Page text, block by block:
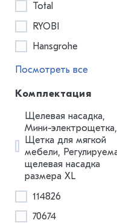
Total
RYOBI
Hansgrohe
Посмотреть все
Комплектация
Щелевая насадка,
Мини-электрощетка,
Щетка для мягкой
мебели,
щелевая насадка
размера XL
114826
70674